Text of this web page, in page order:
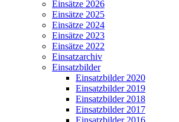
Einsätze 2026
Einsätze 2025
Einsätze 2024
Einsätze 2023
Einsätze 2022
Einsatzarchiv
Einsatzbilder
Einsatzbilder 2020
Einsatzbilder 2019
Einsatzbilder 2018
Einsatzbilder 2017
Einsatzbilder 2016